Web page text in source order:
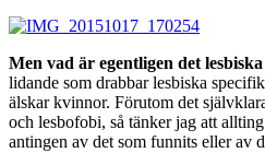
Men vad är egentligen det
lidande som drabbar lesbiska
älskar kvinnor. Förutom det
och lesbofobi, så tänker jag att
antingen av det som funnits eller av